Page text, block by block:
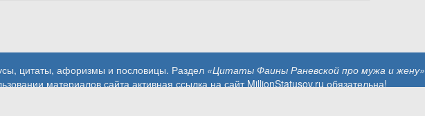
цитаты, афоризмы и пословицы. Раздел «Цитаты Фаины Раневской про мужа и жену»
материалов сайта активная ссылка на сайт MillionStatusov.ru обязательна!